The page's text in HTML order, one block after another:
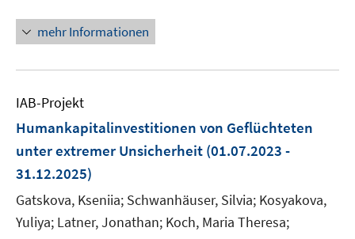
mehr Informationen
IAB-Projekt
Humankapitalinvestitionen von Geflüchteten
unter extremer Unsicherheit (01.07.2023 -
31.12.2025)
Gatskova, Kseniia; Schwanhäuser, Silvia; Kosyakova,
Yuliya; Latner, Jonathan; Koch, Maria Theresa;